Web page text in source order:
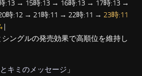
:13 → 15時:13 → 16時:13 → 17時:13 →
時:12 → 21時:11 → 22時:11 → 23時:11
|
シングルの発売効果で高順位を維持し
キミのメッセージ 」